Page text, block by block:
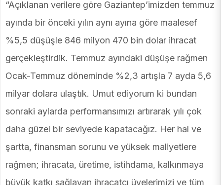
“Açıklanan verilere göre Gaziantep’imizden temmuz
ayında bir önceki yılın aynı ayına göre maalesef
%5,5 düşüşle 846 milyon 470 bin dolar ihracat
gerçekleştirdik. Temmuz ayındaki düşüşe rağmen
Ocak-Temmuz döneminde %2,3 artışla 7 ayda 5,6
milyar dolara ulaştık. Umut ediyorum ki bundan
sonraki aylarda performansımızı artırarak yılı çok
daha güzel bir seviyede kapatacağız. Her hal ve
şartta, finansman sorunu ve yüksek maliyetlere
rağmen; ihracata, üretime, istihdama, kalkınmaya
büyük katkı sağlayan ihracatçı üyelerimizi ve tüm